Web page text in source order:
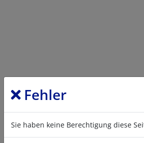
Fehler
Sie haben keine Berechtigung diese